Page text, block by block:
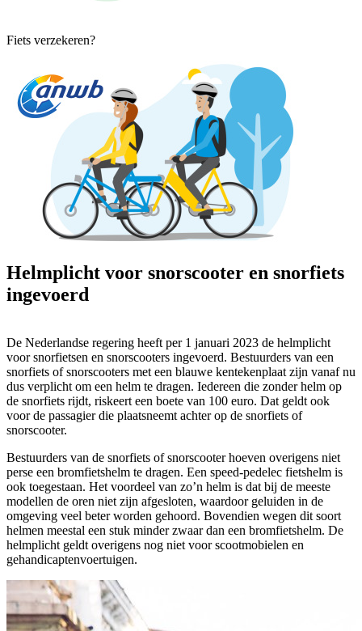
Fiets verzekeren?
Helmplicht voor snorscooter en snorfiets
ingevoerd
De Nederlandse regering heeft per 1 januari 2023 de helmplicht
voor snorfietsen en snorscooters ingevoerd. Bestuurders van een
snorfiets of snorscooters met een blauwe kentekenplaat zijn vanaf nu
dus verplicht om een helm te dragen. Iedereen die zonder helm op
de snorfiets rijdt, riskeert een boete van 100 euro. Dat geldt ook
voor de passagier die plaatsneemt achter op de snorfiets of
snorscooter.
Bestuurders van de snorfiets of snorscooter hoeven overigens niet
perse een bromfietshelm te dragen. Een speed-pedelec fietshelm is
ook toegestaan. Het voordeel van zo’n helm is dat bij de meeste
modellen de oren niet zijn afgesloten, waardoor geluiden in de
omgeving veel beter worden gehoord. Bovendien wegen dit soort
helmen meestal een stuk minder zwaar dan een bromfietshelm. De
helmplicht geldt overigens nog niet voor scootmobielen en
gehandicaptenvoertuigen.